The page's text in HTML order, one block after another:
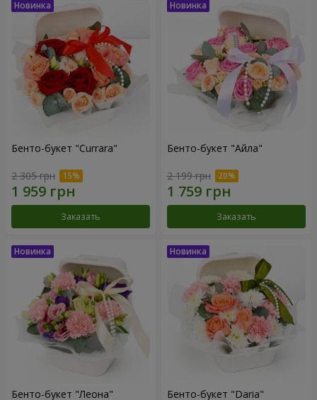
Бенто-букет "Currara"
2 305 грн
Заказать
Бенто-букет "Айла"
2 199 грн
Заказать
Бенто-букет "Леона" Бенто-букет "Daria"